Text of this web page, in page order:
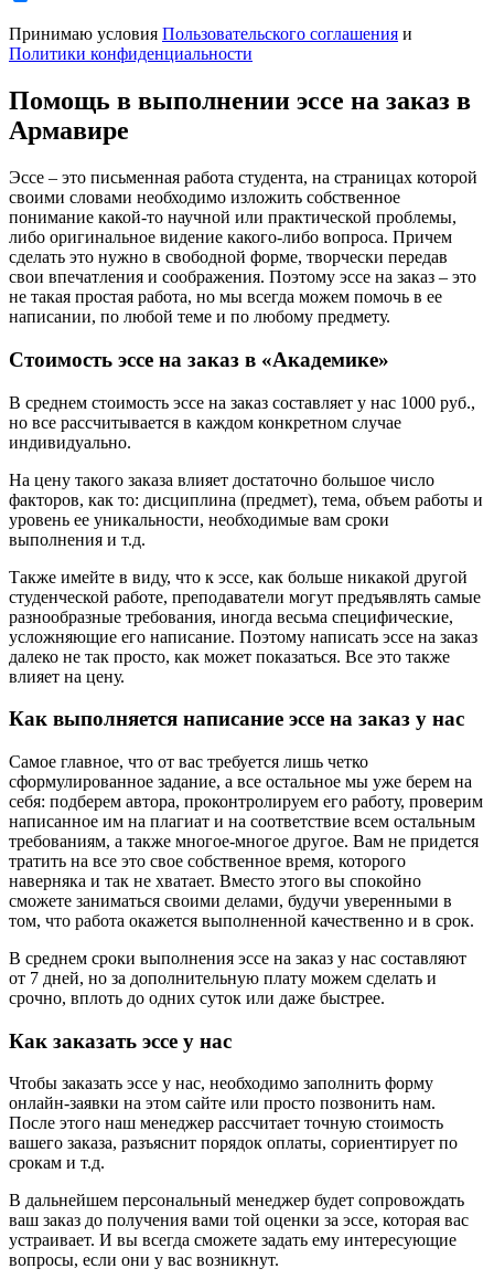
Принимаю условия Пользовательского соглашения и
Политики конфиденциальности
Помощь в выполнении эссе на заказ в
Армавире
Эссе – это письменная работа студента, на страницах которой
своими словами необходимо изложить собственное
понимание какой-то научной или практической проблемы,
либо оригинальное видение какого-либо вопроса. Причем
сделать это нужно в свободной форме, творчески передав
свои впечатления и соображения. Поэтому эссе на заказ – это
не такая простая работа, но мы всегда можем помочь в ее
написании, по любой теме и по любому предмету.
Стоимость эссе на заказ в «Академике»
В среднем стоимость эссе на заказ составляет у нас 1000 руб.,
но все рассчитывается в каждом конкретном случае
индивидуально.
На цену такого заказа влияет достаточно большое число
факторов, как то: дисциплина (предмет), тема, объем работы и
уровень ее уникальности, необходимые вам сроки
выполнения и т.д.
Также имейте в виду, что к эссе, как больше никакой другой
студенческой работе, преподаватели могут предъявлять самые
разнообразные требования, иногда весьма специфические,
усложняющие его написание. Поэтому написать эссе на заказ
далеко не так просто, как может показаться. Все это также
влияет на цену.
Как выполняется написание эссе на заказ у нас
Самое главное, что от вас требуется лишь четко
сформулированное задание, а все остальное мы уже берем на
себя: подберем автора, проконтролируем его работу, проверим
написанное им на плагиат и на соответствие всем остальным
требованиям, а также многое-многое другое. Вам не придется
тратить на все это свое собственное время, которого
наверняка и так не хватает. Вместо этого вы спокойно
сможете заниматься своими делами, будучи уверенными в
том, что работа окажется выполненной качественно и в срок.
В среднем сроки выполнения эссе на заказ у нас составляют
от 7 дней, но за дополнительную плату можем сделать и
срочно, вплоть до одних суток или даже быстрее.
Как заказать эссе у нас
Чтобы заказать эссе у нас, необходимо заполнить форму
онлайн-заявки на этом сайте или просто позвонить нам.
После этого наш менеджер рассчитает точную стоимость
вашего заказа, разъяснит порядок оплаты, сориентирует по
срокам и т.д.
В дальнейшем персональный менеджер будет сопровождать
ваш заказ до получения вами той оценки за эссе, которая вас
устраивает. И вы всегда сможете задать ему интересующие
вопросы, если они у вас возникнут.